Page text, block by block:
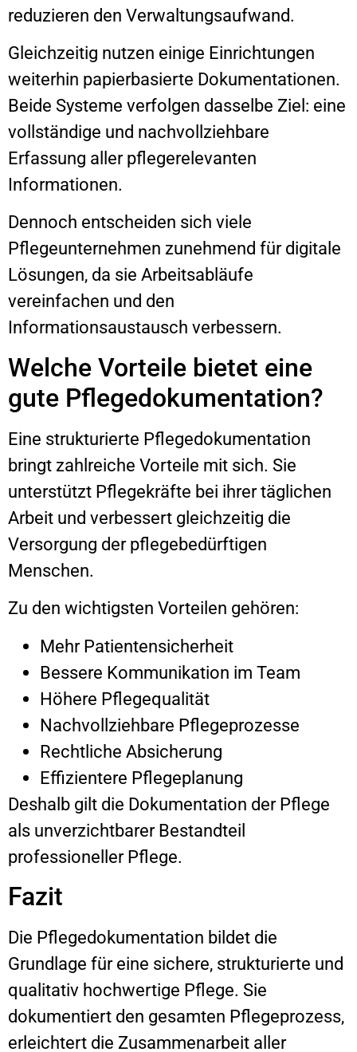
reduzieren den Verwaltungsaufwand.
Gleichzeitig nutzen einige Einrichtungen
weiterhin papierbasierte Dokumentationen.
Beide Systeme verfolgen dasselbe Ziel: eine
vollständige und nachvollziehbare
Erfassung aller pflegerelevanten
Informationen.
Dennoch entscheiden sich viele
Pflegeunternehmen zunehmend für digitale
Lösungen, da sie Arbeitsabläufe
vereinfachen und den
Informationsaustausch verbessern.
Welche Vorteile bietet eine
gute Pflegedokumentation?
Eine strukturierte Pflegedokumentation
bringt zahlreiche Vorteile mit sich. Sie
unterstützt Pflegekräfte bei ihrer täglichen
Arbeit und verbessert gleichzeitig die
Versorgung der pflegebedürftigen
Menschen.
Zu den wichtigsten Vorteilen gehören:
Mehr Patientensicherheit
Bessere Kommunikation im Team
Höhere Pflegequalität
Nachvollziehbare Pflegeprozesse
Rechtliche Absicherung
Effizientere Pflegeplanung
Deshalb gilt die Dokumentation der Pflege
als unverzichtbarer Bestandteil
professioneller Pflege.
Fazit
Die Pflegedokumentation bildet die
Grundlage für eine sichere, strukturierte und
qualitativ hochwertige Pflege. Sie
dokumentiert den gesamten Pflegeprozess,
erleichtert die Zusammenarbeit aller